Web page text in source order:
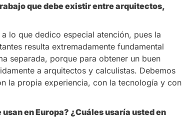
que debe existir entre arquitectos,
lo que dedico especial atención, pues la
resulta extremadamente fundamental
separada, porque para obtener un buen
a arquitectos y calculistas. Debemos
la propia experiencia, con la tecnología y con
en Europa? ¿Cuáles usaría usted en